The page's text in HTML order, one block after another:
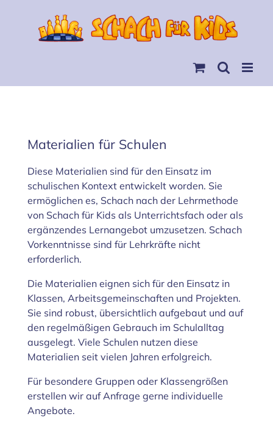
Materialien für Schulen
Diese Materialien sind für den Einsatz im
schulischen Kontext entwickelt worden. Sie
ermöglichen es, Schach nach der Lehrmethode
von Schach für Kids als Unterrichtsfach oder als
ergänzendes Lernangebot umzusetzen. Schach
Vorkenntnisse sind für Lehrkräfte nicht
erforderlich.
Die Materialien eignen sich für den Einsatz in
Klassen, Arbeitsgemeinschaften und Projekten.
Sie sind robust, übersichtlich aufgebaut und auf
den regelmäßigen Gebrauch im Schulalltag
ausgelegt. Viele Schulen nutzen diese
Materialien seit vielen Jahren erfolgreich.
Für besondere Gruppen oder Klassengrößen
erstellen wir auf Anfrage gerne individuelle
Angebote.